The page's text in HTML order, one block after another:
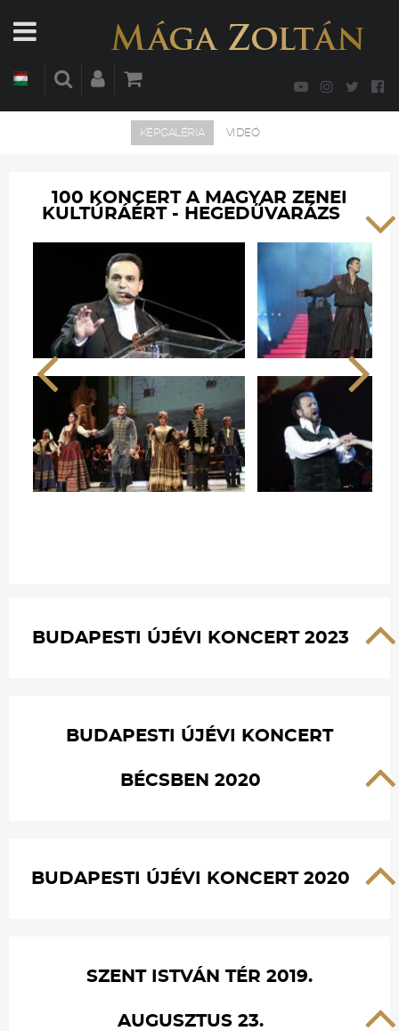
KÉPGALÉRIA VIDEÓ
100 KONCERT A MAGYAR ZENEI
KULTÚRÁÉRT - HEGEDŰVARÁZS
BUDAPESTI ÚJÉVI KONCERT 2023
BUDAPESTI ÚJÉVI KONCERT
BÉCSBEN 2020
BUDAPESTI ÚJÉVI KONCERT 2020
SZENT ISTVÁN TÉR 2019.
AUGUSZTUS 23.